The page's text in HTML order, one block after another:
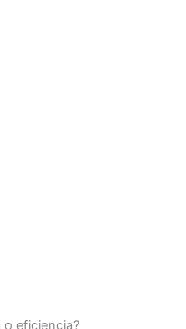
o eficiencia?